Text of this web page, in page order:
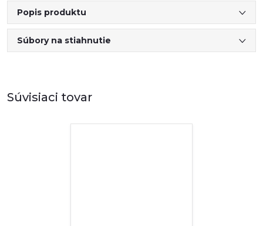
Popis produktu
Súbory na stiahnutie
Súvisiaci tovar